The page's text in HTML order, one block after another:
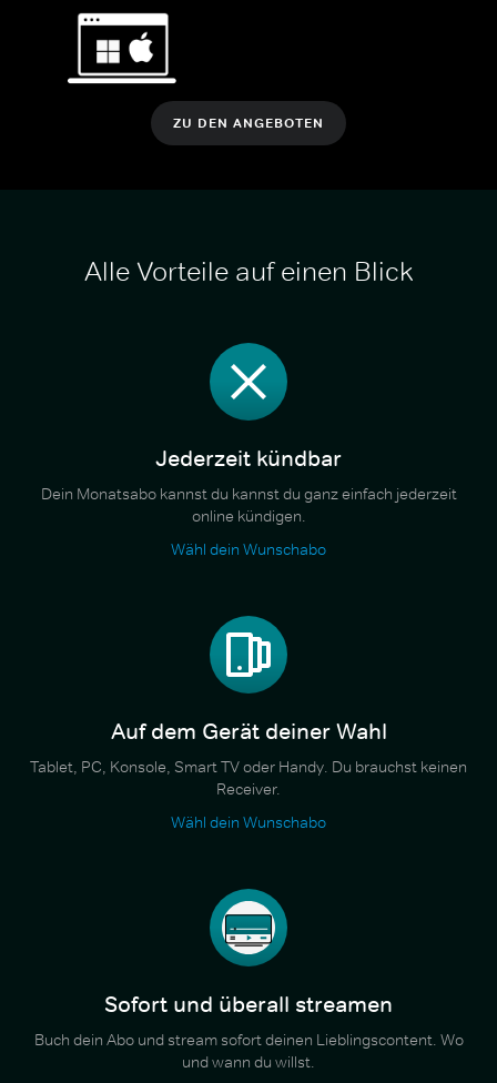
ZU DEN ANGEBOTEN
Alle Vorteile auf einen Blick
Jederzeit kündbar
Dein Monatsabo kannst du kannst du ganz einfach jederzeit
online kündigen.
Wähl dein Wunschabo
Auf dem Gerät deiner Wahl
Tablet, PC, Konsole, Smart TV oder Handy. Du brauchst keinen
Receiver.
Wähl dein Wunschabo
Sofort und überall streamen
Buch dein Abo und stream sofort deinen Lieblingscontent. Wo
und wann du willst.